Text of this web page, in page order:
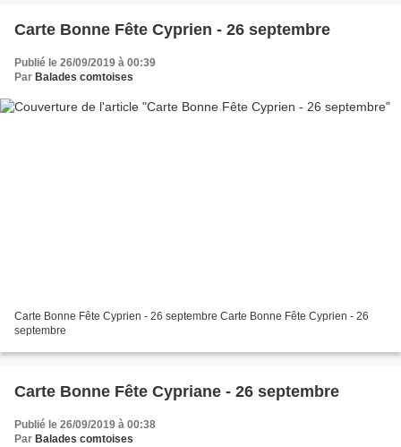
Carte Bonne Fête Cyprien - 26 septembre
Publié le 26/09/2019 à 00:39
Par Balades comtoises
Carte Bonne Fête Cyprien - 26 septembre Carte Bonne Fête Cyprien - 26
septembre
Carte Bonne Fête Cypriane - 26 septembre
Publié le 26/09/2019 à 00:38
Par Balades comtoises